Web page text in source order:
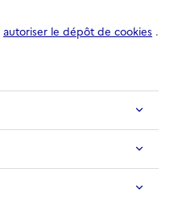
autoriser le dépôt de cookies .